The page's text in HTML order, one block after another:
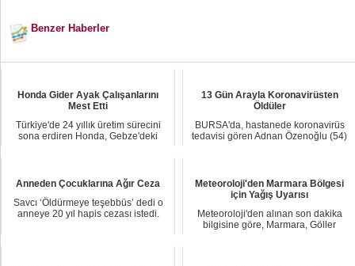
Benzer Haberler
Honda Gider Ayak Çalışanlarını
Mest Etti
Türkiye'de 24 yıllık üretim sürecini
sona erdiren Honda, Gebze'deki
13 Gün Arayla Koronavirüsten
Öldüler
BURSA'da, hastanede koronavirüs
tedavisi gören Adnan Özenoğlu (54)
Anneden Çocuklarına Ağır Ceza
Savcı ‘Öldürmeye teşebbüs’ dedi o
anneye 20 yıl hapis cezası istedi.
Meteoroloji'den Marmara Bölgesi
için Yağış Uyarısı
Meteoroloji'den alınan son dakika
bilgisine göre, Marmara, Göller